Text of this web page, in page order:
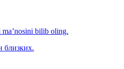
bilib oling.
близких.